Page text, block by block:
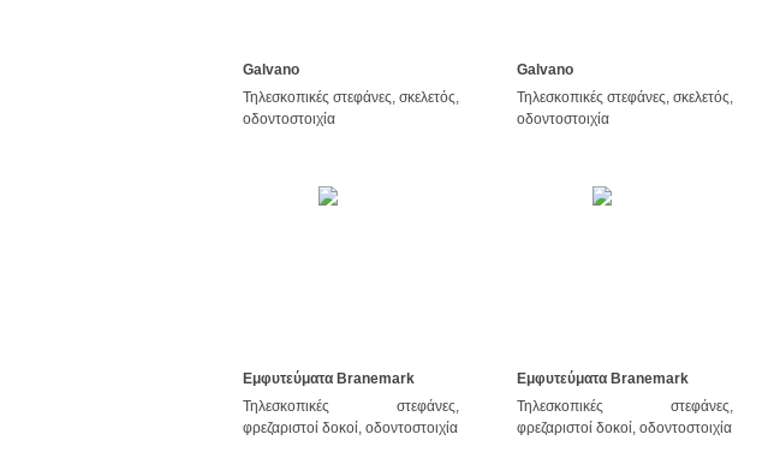
Galvano
Τηλεσκοπικές στεφάνες, σκελετός,
οδοντοστοιχία
Galvano
Τηλεσκοπικές στεφάνες, σκελετός,
οδοντοστοιχία
Εμφυτεύματα Branemark
Τηλεσκοπικές στεφάνες,
φρεζαριστοί δοκοί, οδοντοστοιχία
Εμφυτεύματα Branemark
Τηλεσκοπικές στεφάνες,
φρεζαριστοί δοκοί, οδοντοστοιχία